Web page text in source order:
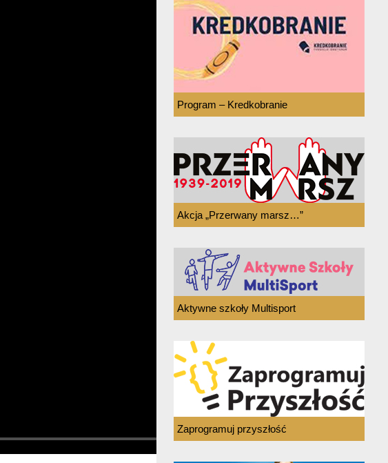
Program – Kredkobranie
Akcja „Przerwany marsz…”
Aktywne szkoły Multisport
Zaprogramuj przyszłość